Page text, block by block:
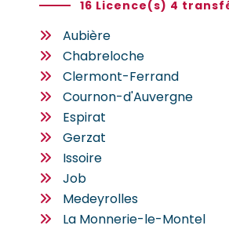
16 Licence(s) 4
Aubière
Chabreloche
Clermont-Ferrand
Cournon-d'Auvergne
Espirat
Gerzat
Issoire
Job
Medeyrolles
La Monnerie-le-Montel